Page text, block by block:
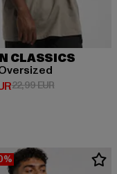
CLASSICS
Preis: 15,99 EUR
22,99 EURAktionspreis: